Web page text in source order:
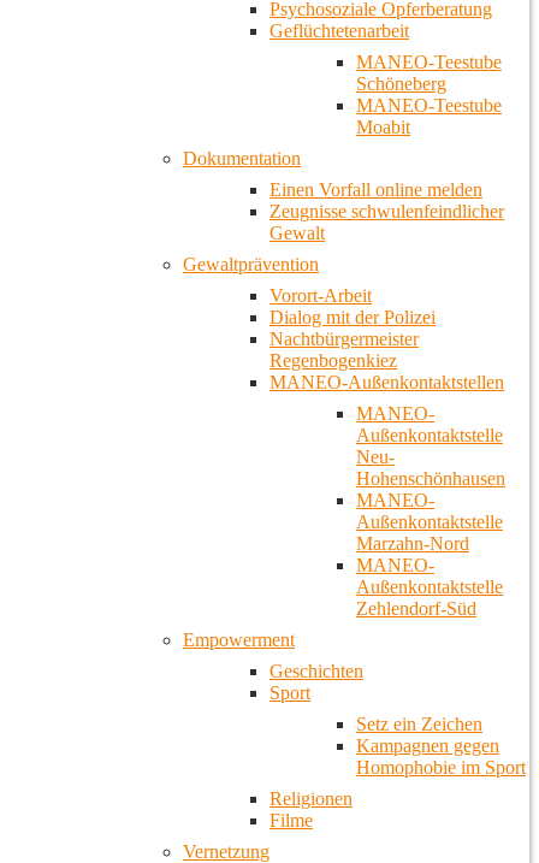
Psychosoziale Opferberatung
Geflüchtetenarbeit
MANEO-Teestube
Schöneberg
MANEO-Teestube
Moabit
Dokumentation
Einen Vorfall online melden
Zeugnisse schwulenfeindlicher
Gewalt
Gewaltprävention
Vorort-Arbeit
Dialog mit der Polizei
Nachtbürgermeister
Regenbogenkiez
MANEO-Außenkontaktstellen
MANEO-
Außenkontaktstelle
Neu-
Hohenschönhausen
MANEO-
Außenkontaktstelle
Marzahn-Nord
MANEO-
Außenkontaktstelle
Zehlendorf-Süd
Empowerment
Geschichten
Sport
Setz ein Zeichen
Kampagnen gegen
Homophobie im Sport
Religionen
Filme
Vernetzung